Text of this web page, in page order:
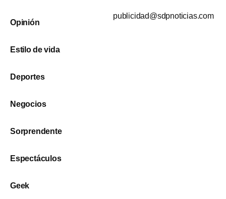
Opinión
Estilo de vida
Deportes
Negocios
Sorprendente
Espectáculos
Geek
publicidad@sdpnoticias.com